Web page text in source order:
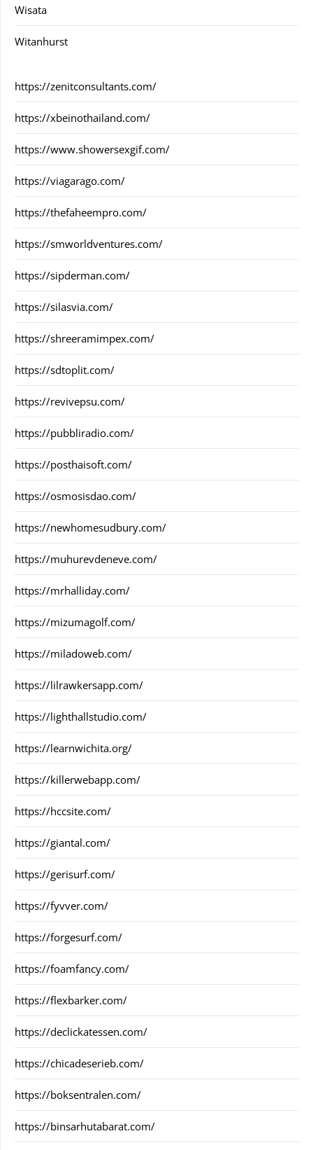
Wisata
Witanhurst
https://zenitconsultants.com/
https://xbeinothailand.com/
https://www.showersexgif.com/
https://viagarago.com/
https://thefaheempro.com/
https://smworldventures.com/
https://sipderman.com/
https://silasvia.com/
https://shreeramimpex.com/
https://sdtoplit.com/
https://revivepsu.com/
https://pubbliradio.com/
https://posthaisoft.com/
https://osmosisdao.com/
https://newhomesudbury.com/
https://muhurevdeneve.com/
https://mrhalliday.com/
https://mizumagolf.com/
https://miladoweb.com/
https://lilrawkersapp.com/
https://lighthallstudio.com/
https://learnwichita.org/
https://killerwebapp.com/
https://hccsite.com/
https://giantal.com/
https://gerisurf.com/
https://fyvver.com/
https://forgesurf.com/
https://foamfancy.com/
https://flexbarker.com/
https://declickatessen.com/
https://chicadeserieb.com/
https://boksentralen.com/
https://binsarhutabarat.com/